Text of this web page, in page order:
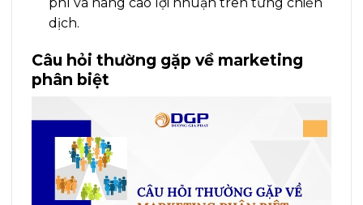
dịch.
Câu hỏi thường gặp về marketing
phân biệt